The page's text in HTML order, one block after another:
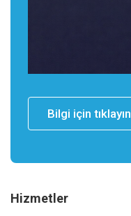
Bilgi için tıklayın
Hizmetler